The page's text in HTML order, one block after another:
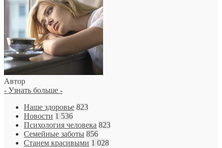
Автор
- Узнать больше -
Наше здоровье 823
Новости 1 536
Психология человека 823
Семейные заботы 856
Станем красивыми 1 028